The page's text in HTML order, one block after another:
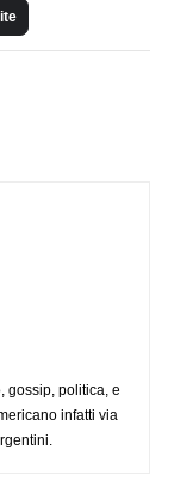
gossip, politica, e
infatti via